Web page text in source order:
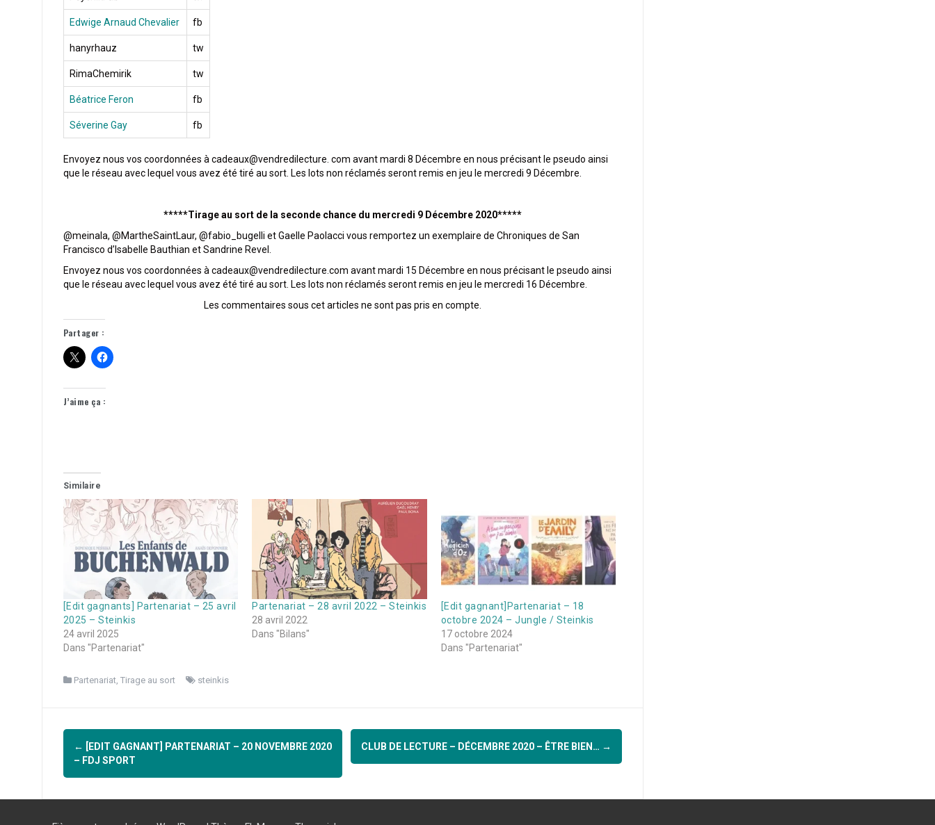
Edwige Arnaud Chevalier fb
hanyrhauz tw
RimaChemirik tw
Béatrice Feron fb
Séverine Gay fb
Envoyez nous vos coordonnées à cadeaux@vendredilecture. com avant mardi 8 Décembre en nous précisant le pseudo ainsi
que le réseau avec lequel vous avez été tiré au sort. Les lots non réclamés seront remis en jeu le mercredi 9 Décembre.
*****Tirage au sort de la seconde chance du mercredi 9 Décembre 2020*****
@meinala, @MartheSaintLaur, @fabio_bugelli et Gaelle Paolacci vous remportez un exemplaire de Chroniques de San
Francisco d’Isabelle Bauthian et Sandrine Revel.
Envoyez nous vos coordonnées à cadeaux@vendredilecture.com avant mardi 15 Décembre en nous précisant le pseudo ainsi
que le réseau avec lequel vous avez été tiré au sort. Les lots non réclamés seront remis en jeu le mercredi 16 Décembre.
Les commentaires sous cet articles ne sont pas pris en compte.
Partager :
J’aime ça :
Similaire
[Edit gagnants] Partenariat – 25 avril
2025 – Steinkis
24 avril 2025
Dans "Partenariat"
Partenariat – 28 avril 2022 – Steinkis
28 avril 2022
Dans "Bilans"
[Edit gagnant]Partenariat – 18
octobre 2024 – Jungle / Steinkis
17 octobre 2024
Dans "Partenariat"
Partenariat, Tirage au sort steinkis
Navigation
d'article
← [EDIT GAGNANT] PARTENARIAT – 20 NOVEMBRE 2020
– FDJ SPORT
CLUB DE LECTURE – DÉCEMBRE 2020 – ÊTRE BIEN… →